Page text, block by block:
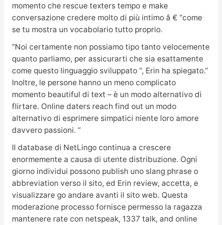
momento che rescue texters tempo e make
conversazione credere molto di più intimo â € “come
se tu mostra un vocabolario tutto proprio.
“Noi certamente non possiamo tipo tanto velocemente
quanto parliamo, per assicurarti che sia esattamente
come questo linguaggio sviluppato “, Erin ha spiegato.”
Inoltre, le persone hanno un meno complicato
momento beautiful di text – è un modo alternativo di
flirtare. Online daters reach find out un modo
alternativo di esprimere simpatici niente loro amore
davvero passioni. “
Il database di NetLingo continua a crescere
enormemente a causa di utente distribuzione. Ogni
giorno individui possono publish uno slang phrase o
abbreviation verso il sito, ed Erin review, accetta, e
visualizzare go andare avanti il sito web. Questa
moderazione processo fornisce permesso la ragazza
mantenere rate con netspeak, 1337 talk, and online